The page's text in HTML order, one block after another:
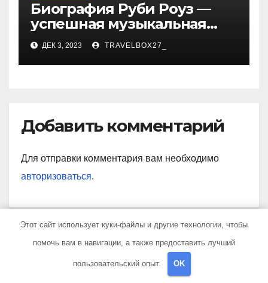
Биография Руби Роуз —
успешная музыкальная
карьера, личная жизнь и
знаковые достижения
ДЕК 3, 2023 TRAVELBOX27_
Добавить комментарий
Для отправки комментария вам необходимо
авторизоваться.
Поиск
Этот сайт использует куки-файлы и другие технологии, чтобы
помочь вам в навигации, а также предоставить лучший
пользовательский опыт. OK